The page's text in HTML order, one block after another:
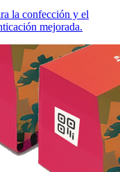
la confección y el
mejorada.